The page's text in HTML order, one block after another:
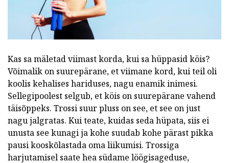
Kas sa mäletad viimast korda, kui sa hüppasid köis?
Võimalik on suurepärane, et viimane kord, kui teil oli
koolis kehalises hariduses, nagu enamik inimesi.
Sellegipoolest selgub, et köis on suurepärane vahend
täisõppeks. Trossi suur pluss on see, et see on just
nagu jalgratas. Kui teate, kuidas seda hüpata, siis ei
unusta see kunagi ja kohe suudab kohe pärast pikka
pausi kooskõlastada oma liikumisi. Trossiga
harjutamisel saate hea südame löögisageduse,